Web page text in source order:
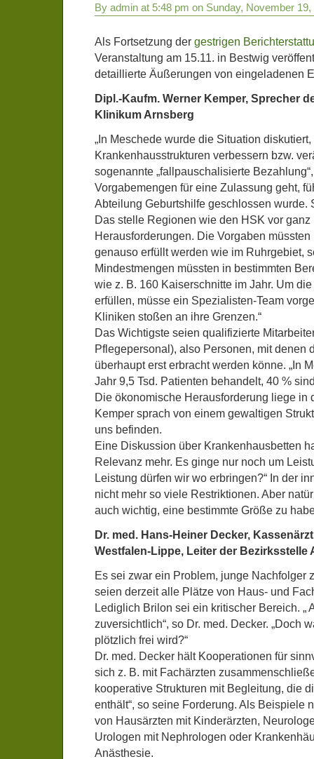
By admin at 5:48 pm on Sunday, November 19,
Als Fortsetzung der gestrigen
Veranstaltung am 15.11. in Bestwig
detaillierte Äußerungen von eingeladenen
Dipl.-Kaufm. Werner Kemper, Sprecher
Klinikum Arnsberg
„In Meschede wurde die Situation
Krankenhausstrukturen verbessern bzw.
sogenannte „fallpauschalisierte
Vorgabemengen für eine Zulassung geht,
Abteilung Geburtshilfe geschlossen wurde.
Das stelle Regionen wie den HSK vor ganz
Herausforderungen. Die Vorgaben
genauso erfüllt werden wie im Ruhrgebiet,
Mindestmengen müssten in bestimmten
wie z. B. 160 Kaiserschnitte im Jahr. Um
erfüllen, müsse ein Spezialisten-Team
Kliniken stoßen an ihre Grenzen.“
Das Wichtigste seien qualifizierte
Pflegepersonal), also Personen, mit denen
überhaupt erst erbracht werden könne. „In
Jahr 9,5 Tsd. Patienten behandelt, 40 %
Die ökonomische Herausforderung liege in
Kemper sprach von einem gewaltigen
uns befinden.
Eine Diskussion über Krankenhausbetten
Relevanz mehr. Es ginge nur noch um
Leistung dürfen wir wo erbringen?“ In der
nicht mehr so viele Restriktionen. Aber
auch wichtig, eine bestimmte Größe zu
Dr. med. Hans-Heiner Decker,
Westfalen-Lippe, Leiter der Bezirksstelle
Es sei zwar ein Problem, junge Nachfolger
seien derzeit alle Plätze von Haus- und
Lediglich Brilon sei ein kritischer Bereich. „
zuversichtlich“, so Dr. med. Decker. „Doch
plötzlich frei wird?“
Dr. med. Decker hält Kooperationen für
sich z. B. mit Fachärzten
kooperative Strukturen mit Begleitung, die
enthält“, so seine Forderung. Als Beispiele
von Hausärzten mit Kinderärzten,
Urologen mit Nephrologen oder
Anästhesie.